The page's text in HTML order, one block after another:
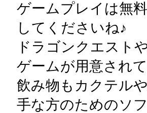
ゲームプレイは無
してくださいね♪
ドラゴンクエスト
ゲームが用意され
飲み物もカクテル
手な方のためのソ